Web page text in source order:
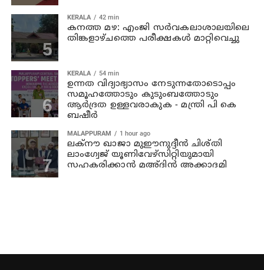
KERALA 42 min
കനത്ത മഴ: എംജി സർവകലാശാലയിലെ
തിങ്കളാഴ്ചത്തെ പരീക്ഷകൾ മാറ്റിവെച്ചു
KERALA 54 min
ഉന്നത വിദ്യാഭ്യാസം നേടുന്നതോടൊപ്പം
സമൂഹത്തോടും കുടുംബത്തോടും
ആര്‍ദ്രത ഉള്ളവരാകുക - മന്ത്രി പി കെ
ബഷീര്‍
MALAPPURAM 1 hour ago
ലക്‌നൗ ഖാജാ മുഈനുദ്ദീന്‍ ചിശ്തി
ലാംഗ്വേജ് യൂണിവേഴ്‌സിറ്റിയുമായി
സഹകരിക്കാന്‍ മഅ്ദിന്‍ അക്കാദമി